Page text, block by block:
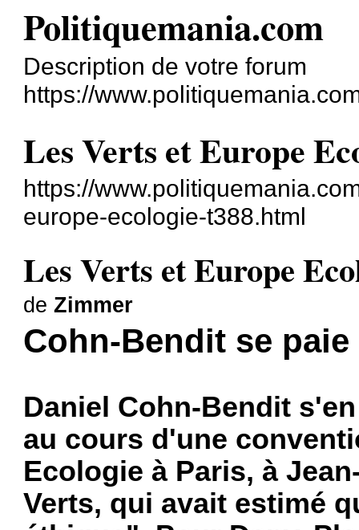
Politiquemania.com
Description de votre forum
https://
Les Verts et Europe
https://
europe-ecologie-t388.html
Les Verts et Europe
deZimmer
Cohn-Bendit se paie
Daniel Cohn-Bendit
au cours d'une
Ecologie à Paris, à
Verts, qui avait estimé